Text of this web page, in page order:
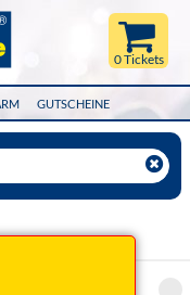
GUTSCHEINE
0 Tickets